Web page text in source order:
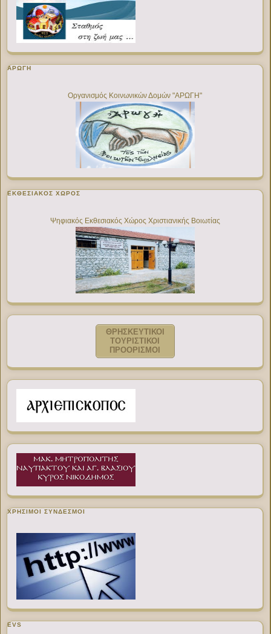
ΑΡΩΓΗ
Οργανισμός Κοινωνικών Δομών "ΑΡΩΓΗ"
ΕΚΘΕΣΙΑΚΌΣ ΧΏΡΟΣ
Ψηφιακός Εκθεσιακός Χώρος Χριστιανικής Βοιωτίας
ΘΡΗΣΚΕΥΤΙΚΟΙ
ΤΟΥΡΙΣΤΙΚΟΙ
ΠΡΟΟΡΙΣΜΟΙ
ΧΡΉΣΙΜΟΙ ΣΎΝΔΕΣΜΟΙ
EVS